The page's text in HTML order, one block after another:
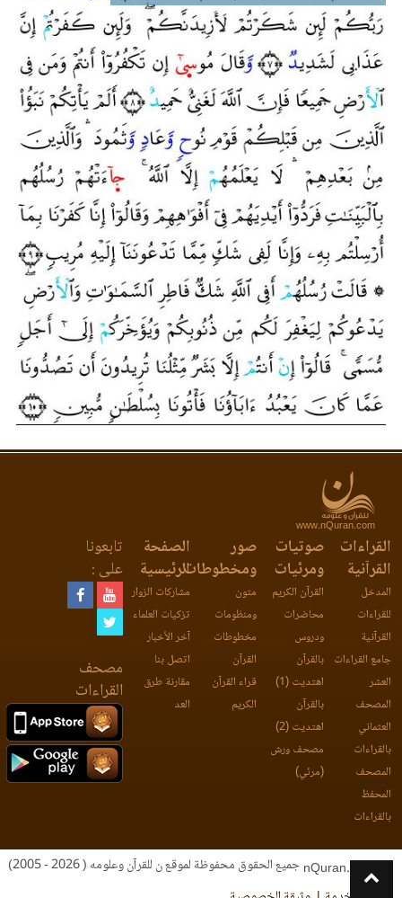
www.nQuran.com
القراءات
القرآنية
المدخل
للقراءات
القرآنية
جامع القراءات
العشر
المصحف
العثماني
بالقراءات
المصحف
المحفظ
بالقراءات
صوتيات
ومرئيات
القرآن الكريم
محاضرات
ودروس
بالقرآن
اهتديت (1)
بالقرآن
اهتديت (2)
مصحف ورش
(مرئي)
صور
ومخطوطات
متون
ومنظومات
مخطوطات
القرآن
قراء القرآن
الكريم
الصفحة
الرئيسية
مشاركات الزوار
تزكيات العلماء
آخر الأخبار
اتصل بنا
مقارنة طرق
العد
تابعونا
على :
مصحف
القراءات
جميع الحقوق محفوظة لموقع ن للقرآن وعلومه ( 2026 - 2005)